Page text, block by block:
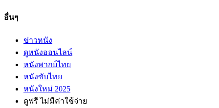
อื่นๆ
ข่าวหนัง
ดูหนังออนไลน์
หนังพากย์ไทย
หนังซับไทย
หนังใหม่ 2025
ดูฟรี ไม่มีค่าใช้จ่าย